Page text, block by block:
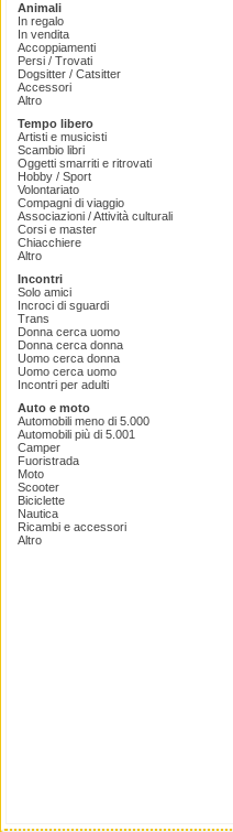
Animali
In regalo
In vendita
Accoppiamenti
Persi / Trovati
Dogsitter / Catsitter
Accessori
Altro
Tempo libero
Artisti e musicisti
Scambio libri
Oggetti smarriti e ritrovati
Hobby / Sport
Volontariato
Compagni di viaggio
Associazioni / Attività culturali
Corsi e master
Chiacchiere
Altro
Incontri
Solo amici
Incroci di sguardi
Trans
Donna cerca uomo
Donna cerca donna
Uomo cerca donna
Uomo cerca uomo
Incontri per adulti
Auto e moto
Automobili meno di 5.000
Automobili più di 5.001
Camper
Fuoristrada
Moto
Scooter
Biciclette
Nautica
Ricambi e accessori
Altro